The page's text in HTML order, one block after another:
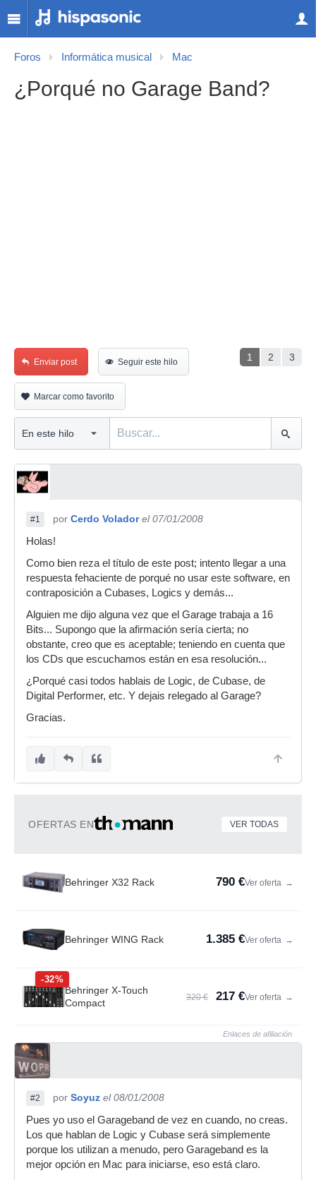
Foros Informática musical Mac
¿Porqué no Garage Band?
1 2 3
Enviar post Seguir este hilo
Marcar como favorito
#1 por Cerdo Volador el 07/01/2008
Holas!
Como bien reza el título de este post; intento llegar a una
respuesta fehaciente de porqué no usar este software, en
contraposición a Cubases, Logics y demás...
Alguien me dijo alguna vez que el Garage trabaja a 16
Bits... Supongo que la afirmación sería cierta; no
obstante, creo que es aceptable; teniendo en cuenta que
los CDs que escuchamos están en esa resolución...
¿Porqué casi todos hablais de Logic, de Cubase, de
Digital Performer, etc. Y dejais relegado al Garage?
Gracias.
OFERTAS EN VER TODAS
Behringer X32 Rack 790 €Ver oferta →
Behringer WING Rack 1.385 €Ver oferta →
-32%
Behringer X-Touch
Compact
320 € 217 €Ver oferta →
Enlaces de afiliación
#2 por Soyuz el 08/01/2008
Pues yo uso el Garageband de vez en cuando, no creas.
Los que hablan de Logic y Cubase será simplemente
porque los utilizan a menudo, pero Garageband es la
mejor opción en Mac para iniciarse, eso está claro.